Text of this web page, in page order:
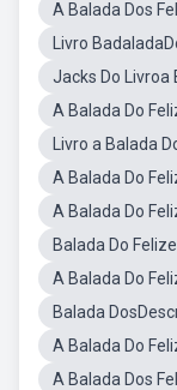
A Balada Dos
Livro
Jacks Do Livroa
A Balada Do
Livro a Balada
A Balada Do
A Balada Do
Balada Do
A Balada Do
Balada
A Balada Do
A Balada Dos